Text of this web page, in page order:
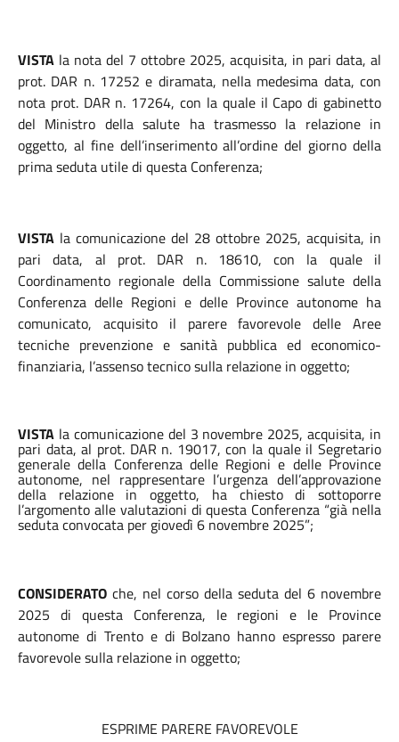
VISTA la nota del 7 ottobre 2025, acquisita, in pari data, al
prot. DAR n. 17252 e diramata, nella medesima data, con
nota prot. DAR n. 17264, con la quale il Capo di gabinetto
del Ministro della salute ha trasmesso la relazione in
oggetto, al fine dell’inserimento all’ordine del giorno della
prima seduta utile di questa Conferenza;
VISTA la comunicazione del 28 ottobre 2025, acquisita, in
pari data, al prot. DAR n. 18610, con la quale il
Coordinamento regionale della Commissione salute della
Conferenza delle Regioni e delle Province autonome ha
comunicato, acquisito il parere favorevole delle Aree
tecniche prevenzione e sanità pubblica ed economico-
finanziaria, l’assenso tecnico sulla relazione in oggetto;
VISTA la comunicazione del 3 novembre 2025, acquisita, in
pari data, al prot. DAR n. 19017, con la quale il Segretario
generale della Conferenza delle Regioni e delle Province
autonome, nel rappresentare l’urgenza dell’approvazione
della relazione in oggetto, ha chiesto di sottoporre
l’argomento alle valutazioni di questa Conferenza “già nella
seduta convocata per giovedì 6 novembre 2025”;
CONSIDERATO che, nel corso della seduta del 6 novembre
2025 di questa Conferenza, le regioni e le Province
autonome di Trento e di Bolzano hanno espresso parere
favorevole sulla relazione in oggetto;
ESPRIME PARERE FAVOREVOLE